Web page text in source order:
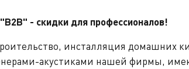
- скидки для профессионалов!
инсталляция домашних
акустиками нашей фирмы,